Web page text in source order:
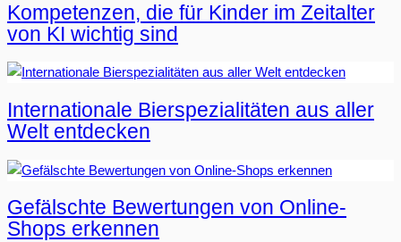
Kompetenzen, die für Kinder im Zeitalter
von KI wichtig sind
Internationale Bierspezialitäten aus aller
Welt entdecken
Gefälschte Bewertungen von Online-
Shops erkennen